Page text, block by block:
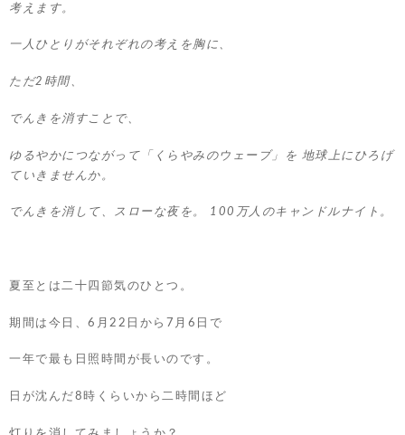
考えます。
一人ひとりがそれぞれの考えを胸に、
ただ2時間、
でんきを消すことで、
ゆるやかにつながって「くらやみのウェーブ」を 地球上にひろげ
ていきませんか。
でんきを消して、スローな夜を。 100万人のキャンドルナイト。
夏至とは二十四節気のひとつ。
期間は今日、6月22日から7月6日で
一年で最も日照時間が長いのです。
日が沈んだ8時くらいから二時間ほど